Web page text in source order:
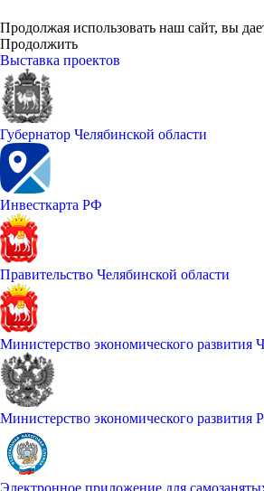
Продолжая использовать наш сайт, вы
Продолжить
Выставка проектов
Губернатор Челябинской области
Инвесткарта РФ
Правительство Челябинской области
Министерство экономического развития
Министерство экономического развития
Электронное приложение для